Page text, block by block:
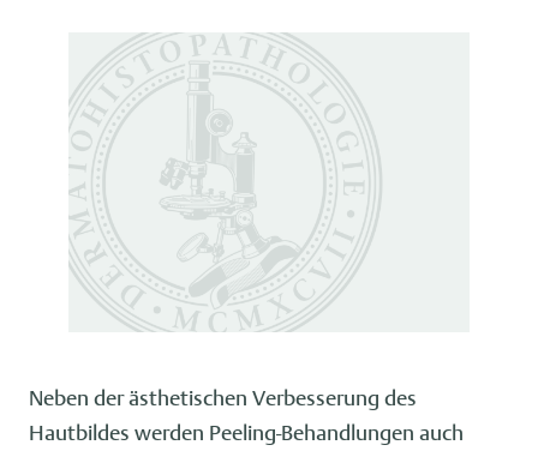
Neben der ästhetischen Verbesserung des
Hautbildes werden Peeling-Behandlungen auch